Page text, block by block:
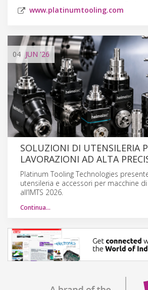
www.platinumtooling.com
04 JUN '26
SOLUZIONI DI UTENSILERIA
LAVORAZIONI AD ALTA
Platinum Tooling Technologies
utensileria e accessori per macchine
all’IMTS 2026.
Continua…